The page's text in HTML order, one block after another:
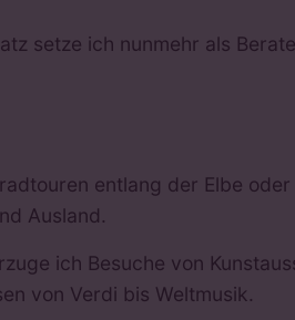
setze ich nunmehr als
entlang der Elbe
Ausland.
ich Besuche von
von Verdi bis Weltmusik.